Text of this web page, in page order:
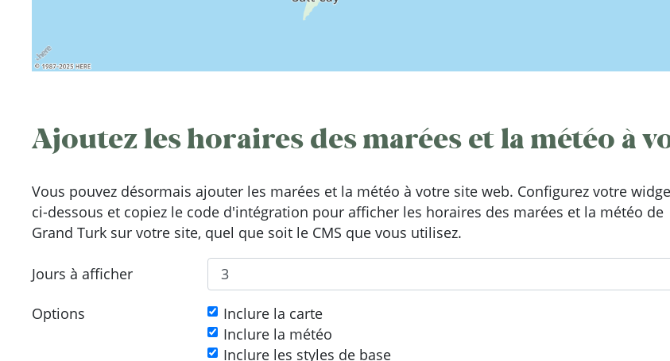
Ajoutez les horaires des marées et la météo à
Vous pouvez désormais ajouter les marées et la météo à votre site web. Configurez votre
ci-dessous et copiez le code d'intégration pour afficher les horaires des marées et la météo de
Grand Turk sur votre site, quel que soit le CMS que vous utilisez.
Jours à afficher
Options
Inclure la carte
Inclure la météo
Inclure les styles de base